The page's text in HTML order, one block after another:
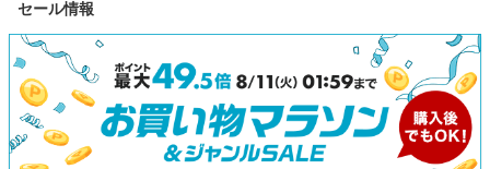
セール情報